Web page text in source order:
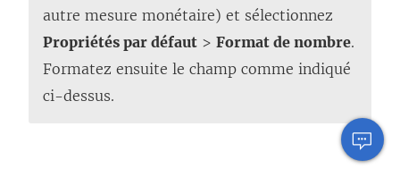
autre mesure monétaire) et sélectionnez
Propriétés par défaut > Format de nombre.
Formatez ensuite le champ comme indiqué
ci-dessus.